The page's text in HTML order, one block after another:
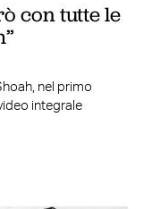
con tutte le
nel primo
integrale